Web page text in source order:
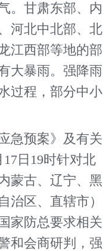
。甘肃东部、内
河北中北部、北
江西部等地的部
大暴雨。强降雨
过程，部分中小
预案》及有关
日19时针对北
蒙古、辽宁、黑
治区、直辖市）
家防总要求相关
和会商研判，强